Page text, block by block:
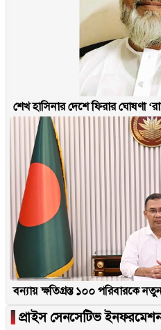
শেখ হাসিনার দেশে ফিরার ঘোষণা
বন্যায় ক্ষতিগ্রস্ত ১০০ পরিবারকে নতুন
▐ প্রাইস সেনসেটিভ